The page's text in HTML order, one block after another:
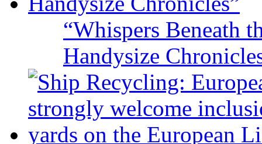
“Whispers Beneath
Handysize